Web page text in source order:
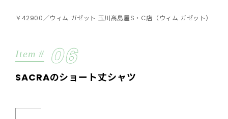
￥42900／ウィム ガゼット 玉川髙島屋S・C店（ウィム ガゼット）
Item # 06
SACRAのショート丈シャツ